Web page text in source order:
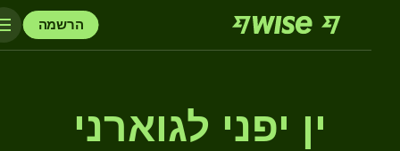
הרשמה
ין יפני לגוארני